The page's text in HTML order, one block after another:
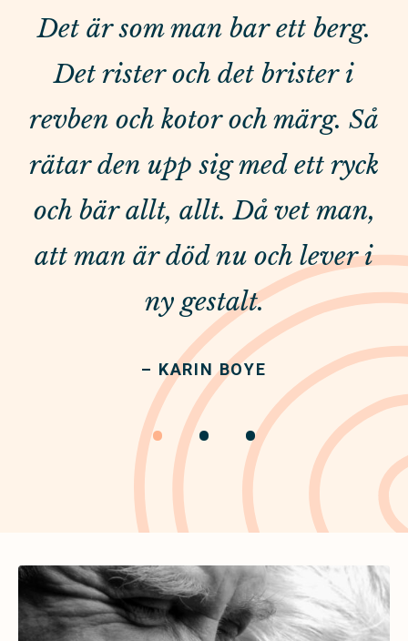
Det är som man bar ett berg.
Det rister och det brister i
revben och kotor och märg. Så
rätar den upp sig med ett ryck
och bär allt, allt. Då vet man,
att man är död nu och lever i
ny gestalt.
– KARIN BOYE
• • •